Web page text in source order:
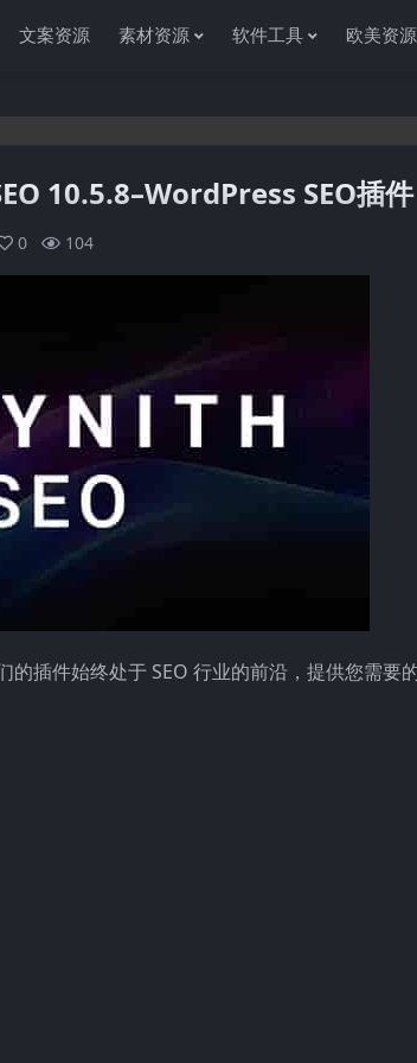
文案资源 素材资源 软件工具 欧美资源
10.5.8–WordPress SEO插件
0 104
的插件始终处于 SEO 行业的前沿，提供您需要